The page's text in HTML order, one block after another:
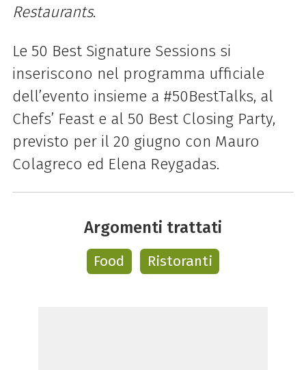
Restaurants.
Le 50 Best Signature Sessions si
inseriscono nel programma ufficiale
dell’evento insieme a #50BestTalks, al
Chefs’ Feast e al 50 Best Closing Party,
previsto per il 20 giugno con Mauro
Colagreco ed Elena Reygadas.
Argomenti trattati
Food Ristoranti